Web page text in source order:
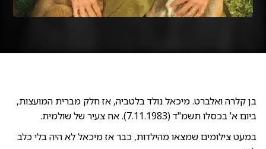
בן קלרה ואלברט. מיכאל נולד בלטביה, אז חלק מברית המועצות,
ביום א' בכסלו תשמ"ד (7.11.1983). אח צעיר של שולמית.
במעט צילומים שמצאו מהילדות, כבר אז מיכאל לא היה בלי כלב